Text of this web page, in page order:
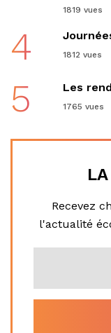
1819 vues
4 1812 vues
5 Les
1765 vues
Recevez
l'actualité